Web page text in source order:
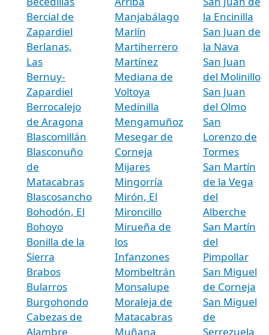
Bercial de
Zapardiel
Berlanas,
Las
Bernuy-
Zapardiel
Berrocalejo
de Aragona
Blascomillán
Blasconuño
de
Matacabras
Blascosancho
Bohodón, El
Bohoyo
Bonilla de la
Sierra
Brabos
Bularros
Burgohondo
Cabezas de
Alambre
Manjabálago
Marlín
Martiherrero
Martínez
Mediana de
Voltoya
Medinilla
Mengamuñoz
Mesegar de
Corneja
Mijares
Mingorría
Mirón, El
Mironcillo
Mirueña de
los
Infanzones
Mombeltrán
Monsalupe
Moraleja de
Matacabras
Muñana
la Encinilla
San Juan de
la Nava
San Juan
del Molinillo
San Juan
del Olmo
San
Lorenzo de
Tormes
San Martín
de la Vega
del
Alberche
San Martín
del
Pimpollar
San Miguel
de Corneja
San Miguel
de
Serrezuela